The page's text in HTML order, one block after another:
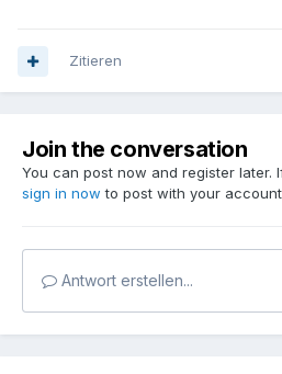
Zitieren
Join the conversation
You can post now and register later.
sign in now to post with your
Antwort erstellen...